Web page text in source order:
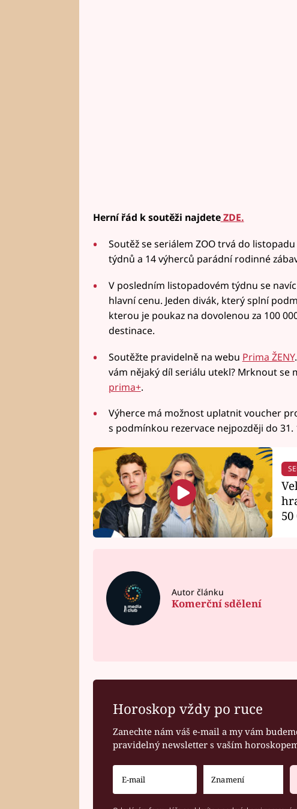
Herní řád k soutěži najdeteZDE.
Soutěž se seriálem ZOO trvá do
týdnů a 14 výherců parádní rodinné
V posledním listopadovém týdnu se
hlavní cenu. Jeden divák, který splní
kterou je poukaz na dovolenou za 100
destinace.
Soutěžte pravidelně na webu Prima ŽENY
vám nějaký díl seriálu utekl? Mrknout se
prima+.
Výherce má možnost uplatnit voucher
s podmínkou rezervace nejpozději do 31.
50
Autor článku
Komerční sdělení
Horoskop vždy po ruce
Zanechte nám váš e-mail a my vám
pravidelný newsletter s vaším